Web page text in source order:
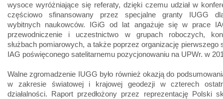
wysoce wyróżniające się referaty, dzięki czemu udział w
częściowo sfinansowany przez specjalne granty IUGG
wybitnych naukowców. IGiG od lat angażuje się w prace
przewodniczenie i uczestnictwo w grupach roboczych,
służbach pomiarowych, a także poprzez organizację pierwszego
IAG poświęconego satelitarnemu pozycjonowaniu na UPWr. w
Walne zgromadzenie IUGG było również okazją do
w zakresie światowej i krajowej geodezji w czterech
działalności. Raport przedłożony przez reprezentację Polski